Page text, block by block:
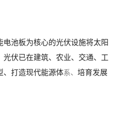
池板为核心的光伏设施将太阳
伏已在建筑、农业、交通、工
、打造现代能源体系、培育发展